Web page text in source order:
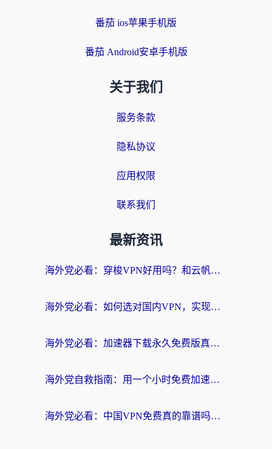
番茄 ios苹果手机版
番茄 Android安卓手机版
关于我们
服务条款
隐私协议
应用权限
联系我们
最新资讯
海外党必看：穿梭VPN好用吗？和云帆VPN对比哪个回国效果更好？附真实测评+避坑指南
海外党必看：如何选对国内VPN，实现无缝访问国内资源？
海外党必看：加速器下载永久免费版真的存在吗？教你无缝访问国内资源的正确姿势
海外党自救指南：用一个小时免费加速器，轻松打破国内资源访问壁垒？
海外党必看：中国VPN免费真的靠谱吗？手把手教你选对回国加速器